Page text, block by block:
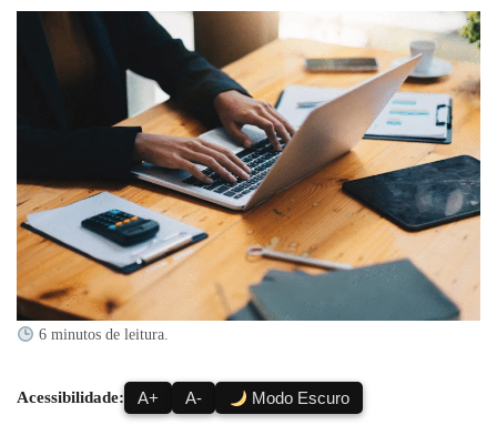
6 minutos de leitura.
Acessibilidade: A+ A- Modo Escuro